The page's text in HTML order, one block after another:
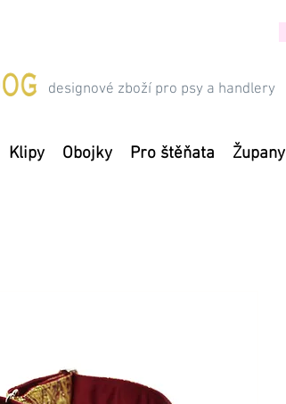
designové zboží pro psy a handlery
Klipy Obojky Pro štěňata Župany